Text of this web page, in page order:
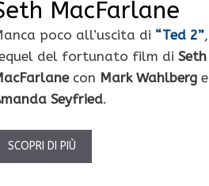
MacFarlane
poco all’uscita di “Ted 2”,
del fortunato film diSeth
con Mark Wahlberg e
Seyfried.
SCOPRI DI PIÙ